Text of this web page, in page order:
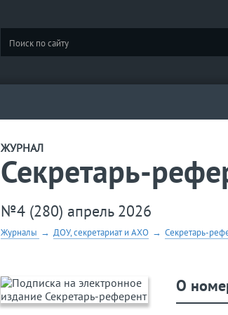
ЖУРНАЛ
Секретарь-
№4 (280) апрель 2026
Журналы → ДОУ, секретариат и АХО → Секретарь-
О